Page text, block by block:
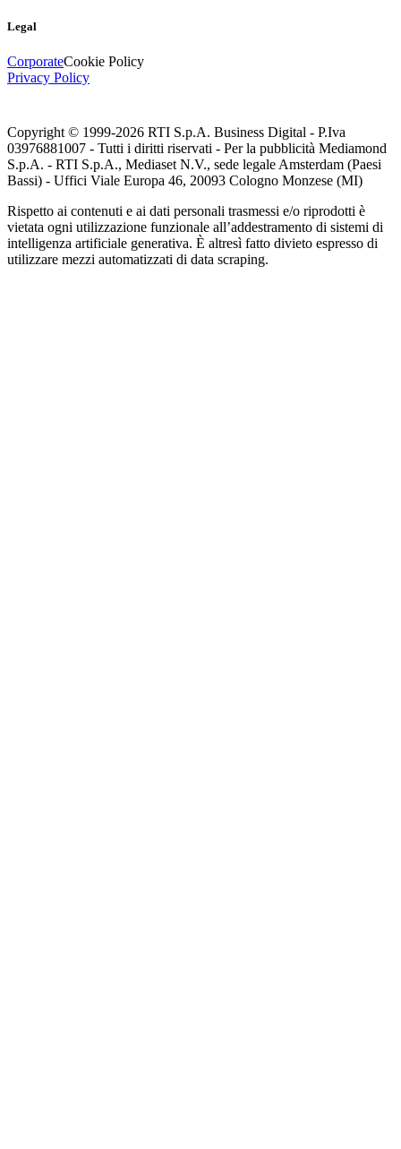
Legal
CorporateCookie Policy
Privacy Policy
Copyright © 1999-2026 RTI S.p.A. Business Digital - P.Iva
03976881007 - Tutti i diritti riservati - Per la pubblicità Mediamond
S.p.A. - RTI S.p.A., Mediaset N.V., sede legale Amsterdam (Paesi
Bassi) - Uffici Viale Europa 46, 20093 Cologno Monzese (MI)
Rispetto ai contenuti e ai dati personali trasmessi e/o riprodotti è
vietata ogni utilizzazione funzionale all’addestramento di sistemi di
intelligenza artificiale generativa. È altresì fatto divieto espresso di
utilizzare mezzi automatizzati di data scraping.